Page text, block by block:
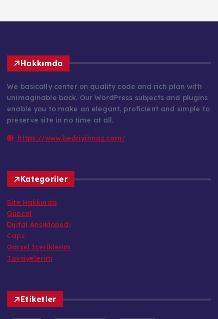
Hakkımda
We basically center on quality code and rich plan with
unimaginable back. Our WordPress subjects and plugins
enable you to make an elegant, proficient and simple to
preserve site in no time at all.
https://www.bedriyilmaz.com/
Kategoriler
Site Hakkında
Güncel
Dijital Ansiklopedi
Caps
Görsel İçeriklerim
Tavsiyelerim
Etiketler